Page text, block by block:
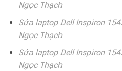
Ngọc Thạch
Sửa laptop Dell Inspiron
Ngọc Thạch
Sửa laptop Dell Inspiron
Ngọc Thạch